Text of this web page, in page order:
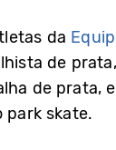
da
de
de prata, e
park skate.